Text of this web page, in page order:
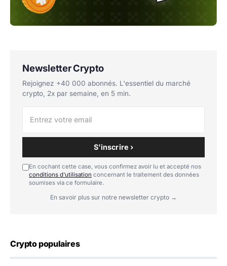
Newsletter Crypto
Rejoignez +40 000 abonnés. L'essentiel du marché
crypto, 2x par semaine, en 5 min.
S'inscrire ›
En cochant cette case, vous confirmez avoir lu et accepté nos
conditions d'utilisation concernant le traitement des données
soumises via ce formulaire.
En savoir plus sur notre newsletter crypto →
Crypto populaires